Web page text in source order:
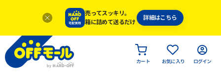
売ってスッキリ。
箱に詰めて送るだけ
詳細はこちら
カート お気に入り ログイン